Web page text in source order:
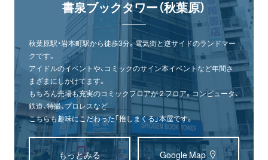
書泉ブックタワー（秋葉原）
秋葉原駅・岩本町駅から徒歩3分。電気街と逆サイドのランドマー
クです。
アイドルのイベントや、コミックのサイン本イベントなど年間さ
まざまにしかけてます。
もちろん売場も充実のコミックフロアが２フロア。コンピュータ、
鉄道、特撮、プロレスなど
こちらも趣味にこだわった「推しまくる」本屋です。
もっとみる Google Map